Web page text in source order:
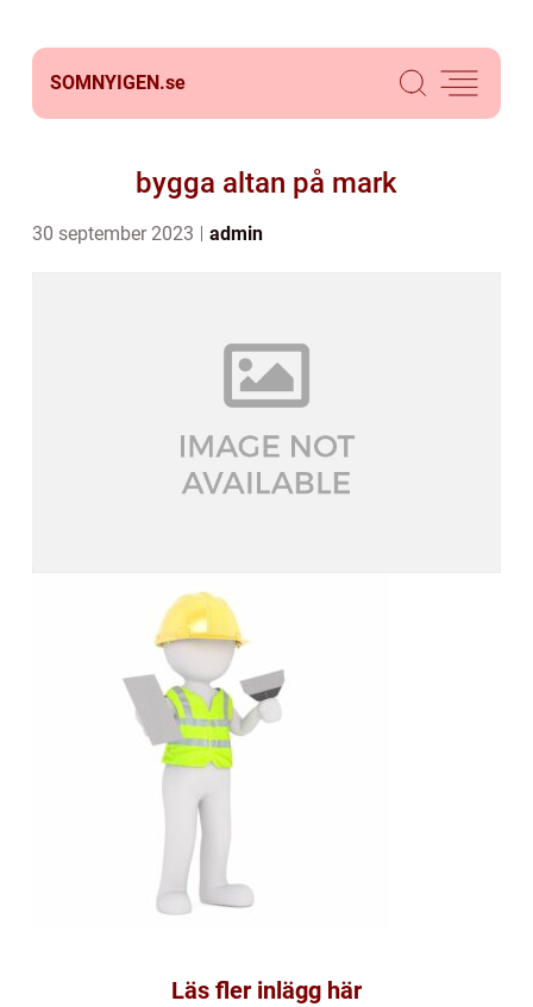
SOMNYIGEN.se
bygga altan på mark
30 september 2023 admin
Läs fler inlägg här